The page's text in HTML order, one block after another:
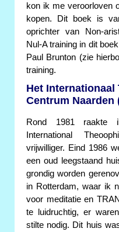
kon ik me veroorloven
kopen. Dit boek is
oprichter van Non-
Nul-A training in dit
Paul Brunton (zie
training.
Het Internationaal
Centrum Naarden
Rond 1981 raakte
International
vrijwilliger. Eind 1986
een oud leegstaand
grondig worden
in Rotterdam, waar ik
voor meditatie en
te luidruchtig, er
stilte nodig. Dit huis